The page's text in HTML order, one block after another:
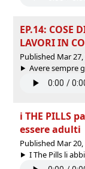
EP.14: COSE
LAVORI IN
Published Mar 27,
Avere sempre
i THE PILLS
essere adulti
Published Mar 20,
I The Pills li